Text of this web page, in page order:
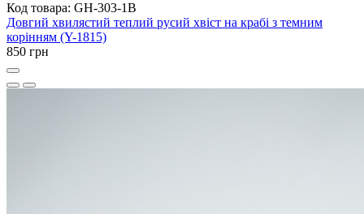
Код товара: GH-303-1B
Довгий хвилястий теплий русий хвіст на крабі з темним
корінням (Y-1815)
850 грн